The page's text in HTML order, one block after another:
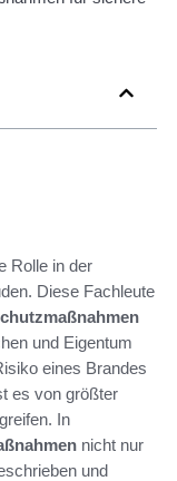
Rolle in der
Diese Fachleute
und Eigentum
eines Brandes
es von größter
In
nicht nur
und